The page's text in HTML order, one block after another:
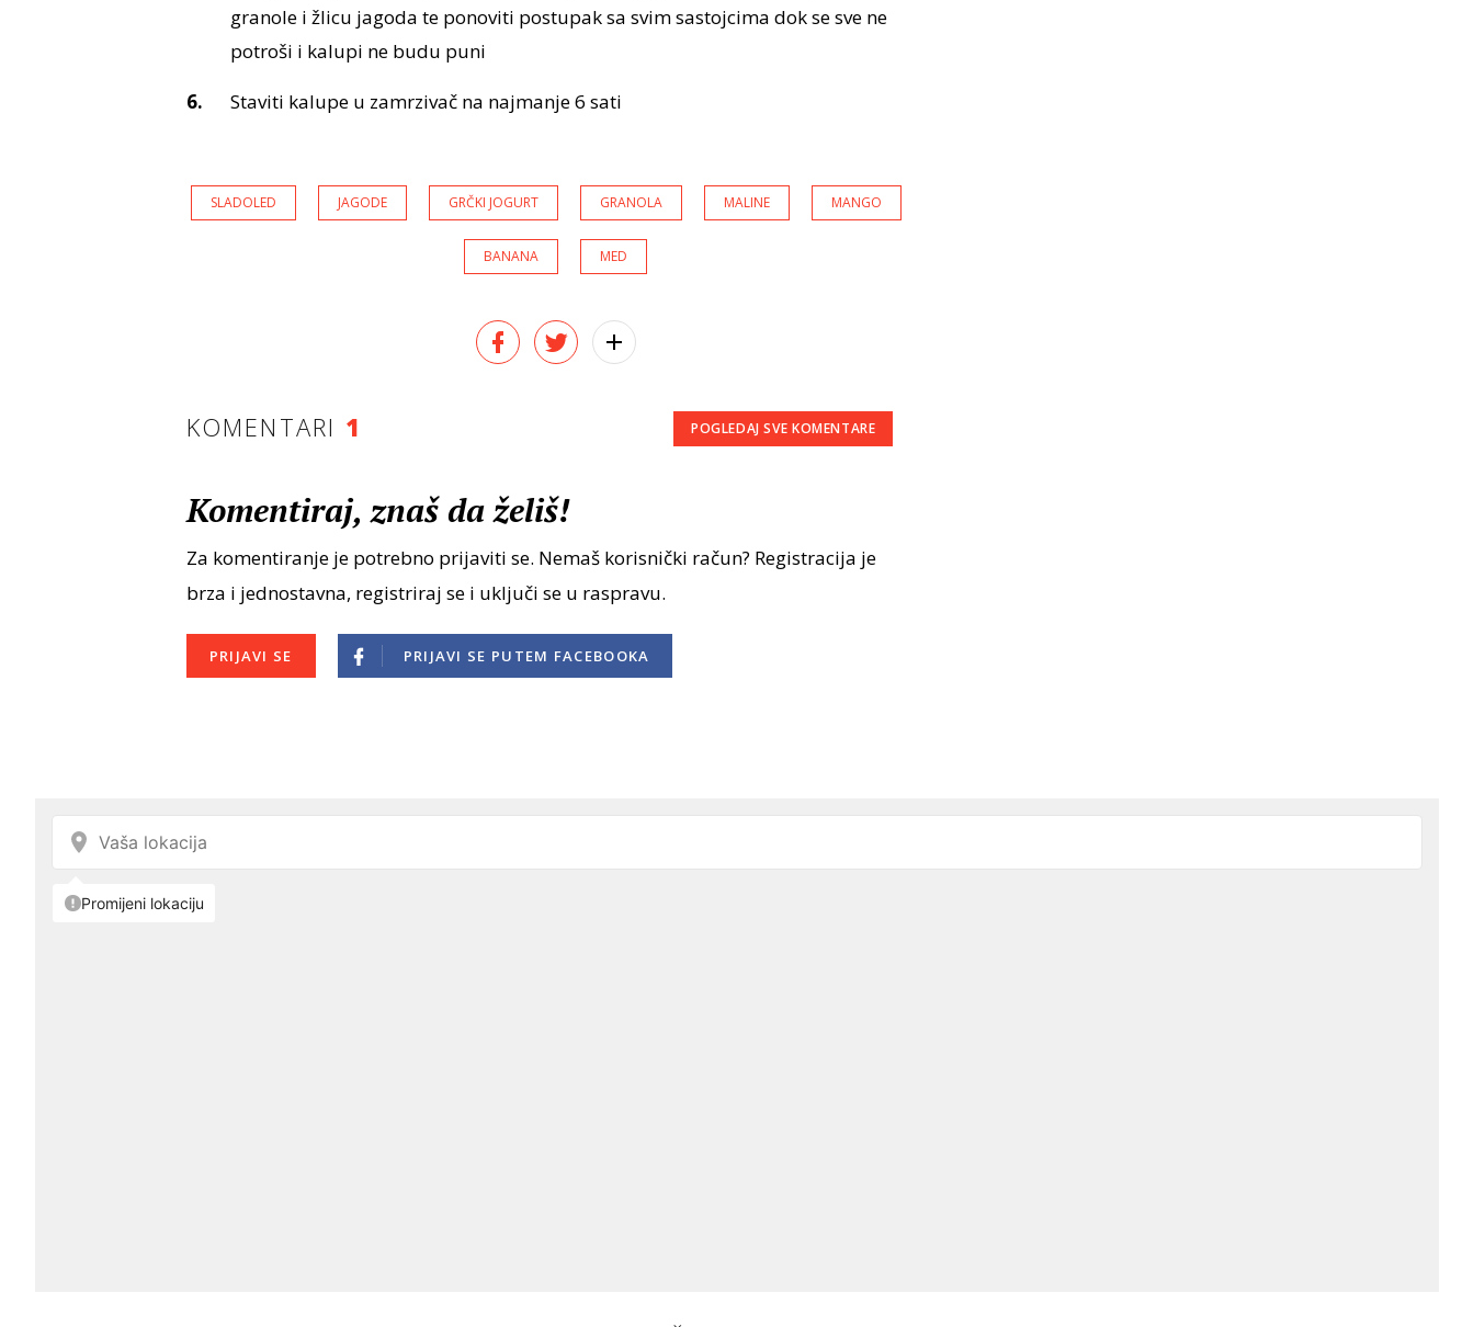
granole i žlicu jagoda te ponoviti postupak sa svim sastojcima dok se sve ne
potroši i kalupi ne budu puni
Staviti kalupe u zamrzivač na najmanje 6 sati
SLADOLED JAGODE GRČKI JOGURT GRANOLA MALINE MANGO
BANANA MED
KOMENTARI 1 POGLEDAJ SVE KOMENTARE
Komentiraj, znaš da želiš!
Za komentiranje je potrebno prijaviti se. Nemaš korisnički račun? Registracija je
brza i jednostavna, registriraj se i uključi se u raspravu.
PRIJAVI SE PRIJAVI SE PUTEM FACEBOOKA